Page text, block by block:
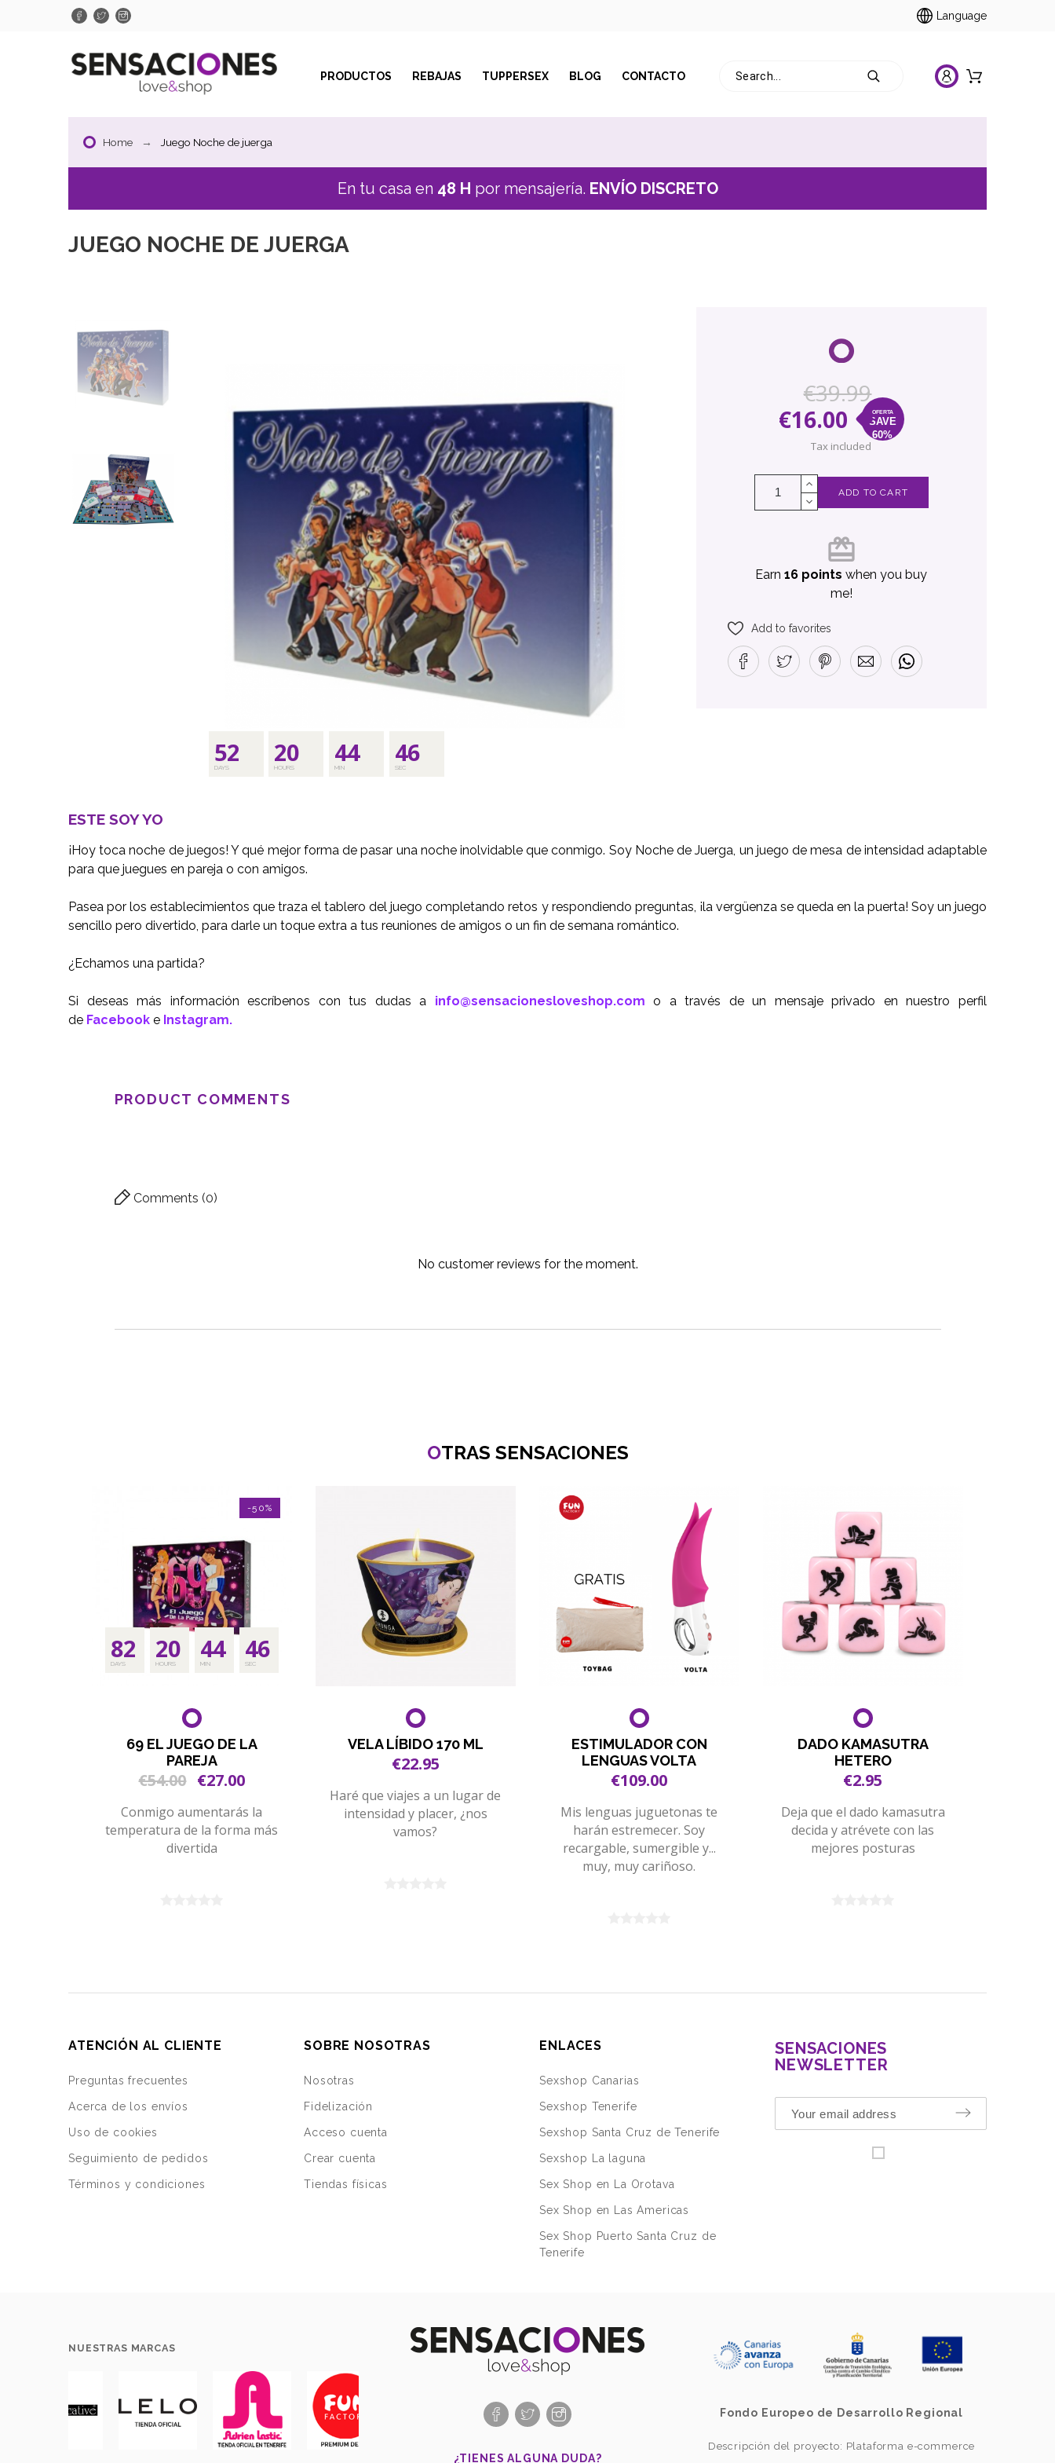
Language
PRODUCTOS REBAJAS TUPPERSEX BLOG CONTACTO
Home Juego Noche de juerga
En tu casa en 48 H por mensajería. ENVÍO DISCRETO
JUEGO NOCHE DE JUERGA
52
DAYS 20
HOURS 44
MIN 45
SEC
€39.99
€16.00
SAVE
60%
Tax included
ADD TO CART
card_giftcard
Earn16 points when you buy
me!
Add to favorites
ESTE SOY YO
¡Hoy toca noche de juegos! Y qué mejor forma de pasar una noche inolvidable que conmigo. Soy Noche de Juerga, un juego de mesa de intensidad adaptable
para que juegues en pareja o con amigos.
Pasea por los establecimientos que traza el tablero del juego completando retos y respondiendo preguntas, ¡la vergüenza se queda en la puerta! Soy un juego
sencillo pero divertido, para darle un toque extra a tus reuniones de amigos o un fin de semana romántico.
¿Echamos una partida?
Si deseas más información escríbenos con tus dudas a info@sensacionesloveshop.com o a través de un mensaje privado en nuestro perfil
de Facebook e Instagram.
PRODUCT COMMENTS
Comments (0)
No customer reviews for the moment.
OTRAS SENSACIONES
82
DAYS 20
HOURS 44
MIN 45
SEC
69 EL JUEGO DE LA
PAREJA
€54.00 €27.00
Conmigo aumentarás la
temperatura de la forma más
divertida
-50%
VELA LÍBIDO 170 ML
€22.95
Haré que viajes a un lugar de
intensidad y placer, ¿nos
vamos?
ESTIMULADOR CON
LENGUAS VOLTA
€109.00
Mis lenguas juguetonas te
harán estremecer. Soy
recargable, sumergible y...
muy, muy cariñoso.
DADO KAMASUTRA
HETERO
€2.95
Deja que el dado kamasutra
decida y atrévete con las
mejores posturas
ATENCIÓN AL CLIENTE
Preguntas frecuentes
Acerca de los envíos
Uso de cookies
Seguimiento de pedidos
Términos y condiciones
SOBRE NOSOTRAS
Nosotras
Fidelización
Acceso cuenta
Crear cuenta
Tiendas físicas
ENLACES
Sexshop Canarias
Sexshop Tenerife
Sexshop Santa Cruz de Tenerife
Sexshop La laguna
Sex Shop en La Orotava
Sex Shop en Las Americas
Sex Shop Puerto Santa Cruz de
Tenerife
SENSACIONES
NEWSLETTER
NUESTRAS MARCAS
¿TIENES ALGUNA DUDA?
Fondo Europeo de Desarrollo Regional
Descripción del proyecto: Plataforma e-commerce